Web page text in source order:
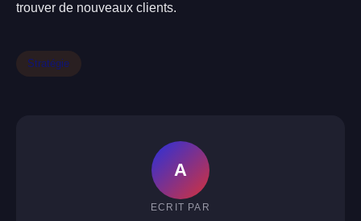
trouver de nouveaux clients.
Stratégie
A
ECRIT PAR